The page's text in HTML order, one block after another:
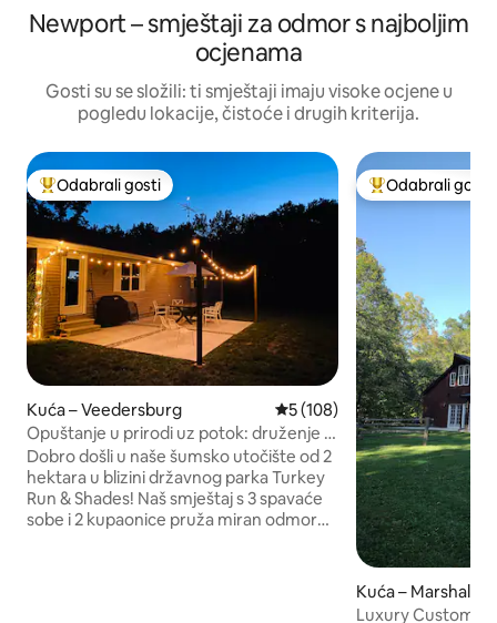
Newport – smještaji za odmor s najboljim
ocjenama
Gosti su se složili: ti smještaji imaju visoke ocjene u
pogledu lokacije, čistoće i drugih kriterija.
Među najviše rangiranima s oznakom „Odabrali gosti”
Odabrali gosti
Kuća – Veedersburg Prosječna ocjena: 5/5,
5 (108)
Opuštanje u prirodi uz potok: druženje i
opuštanje
Dobro došli u naše šumsko utočište od 2
hektara u blizini državnog parka Turkey
Run & Shades! Naš smještaj s 3 spavaće
sobe i 2 kupaonice pruža miran odmor
Među najviše
Odabrali gosti
Kuća – Marshall
Luxury Custom